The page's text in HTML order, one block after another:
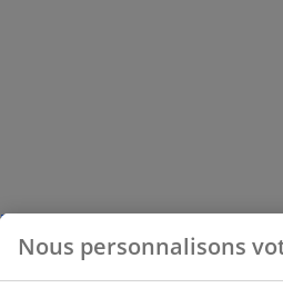
Nous personnalisons